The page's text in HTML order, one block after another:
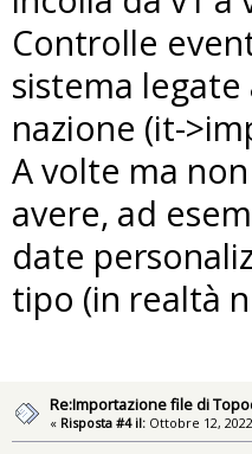
Controlle
sistema
nazione (it-
A volte ma
avere, ad
date
tipo (in realtà
Re:Importazione file di
« Risposta #4 il: Ottobre 12,